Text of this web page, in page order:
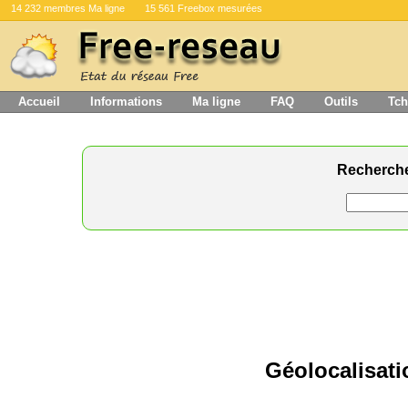
14 232 membres Ma ligne 15 561 Freebox mesurées
Accueil Informations Ma ligne FAQ Outils